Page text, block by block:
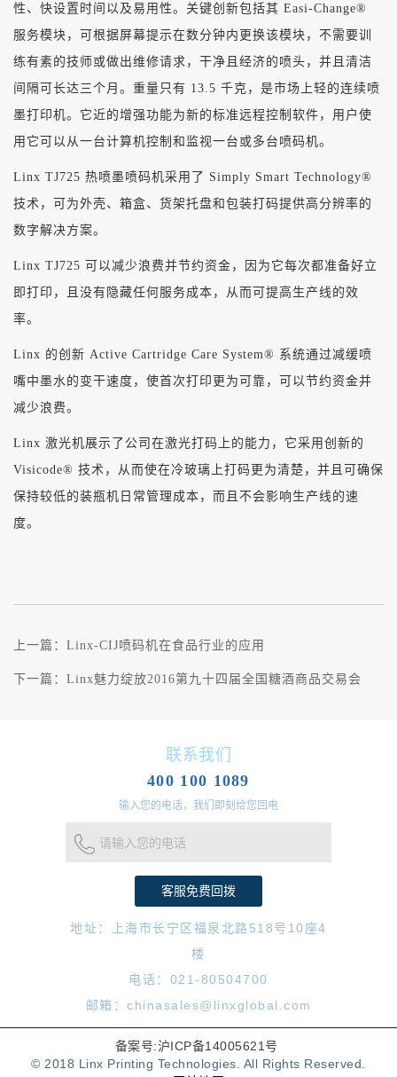
性、快设置时间以及易用性。关键创新包括其 Easi-Change®
服务模块，可根据屏幕提示在数分钟内更换该模块，不需要训
练有素的技师或做出维修请求，干净且经济的喷头，并且清洁
间隔可长达三个月。重量只有 13.5 千克，是市场上轻的连续喷
墨打印机。它近的增强功能为新的标准远程控制软件，用户使
用它可以从一台计算机控制和监视一台或多台喷码机。
Linx TJ725 热喷墨喷码机采用了 Simply Smart Technology®
技术，可为外壳、箱盒、货架托盘和包装打码提供高分辨率的
数字解决方案。
Linx TJ725 可以减少浪费并节约资金，因为它每次都准备好立
即打印，且没有隐藏任何服务成本，从而可提高生产线的效
率。
Linx 的创新 Active Cartridge Care System® 系统通过减缓喷
嘴中墨水的变干速度，使首次打印更为可靠，可以节约资金并
减少浪费。
Linx 激光机展示了公司在激光打码上的能力，它采用创新的
Visicode® 技术，从而使在冷玻璃上打码更为清楚，并且可确保
保持较低的装瓶机日常管理成本，而且不会影响生产线的速
度。
上一篇： Linx-CIJ喷码机在食品行业的应用
下一篇： Linx魅力绽放2016第九十四届全国糖酒商品交易会
联系我们
400 100 1089
输入您的电话，我们即刻给您回电
请输入您的电话
地址：上海市长宁区福泉北路518号10座4
楼
电话：021-80504700
邮箱：chinasales@linxglobal.com
备案号:沪ICP备14005621号
© 2018 Linx Printing Technologies. All Rights Reserved.